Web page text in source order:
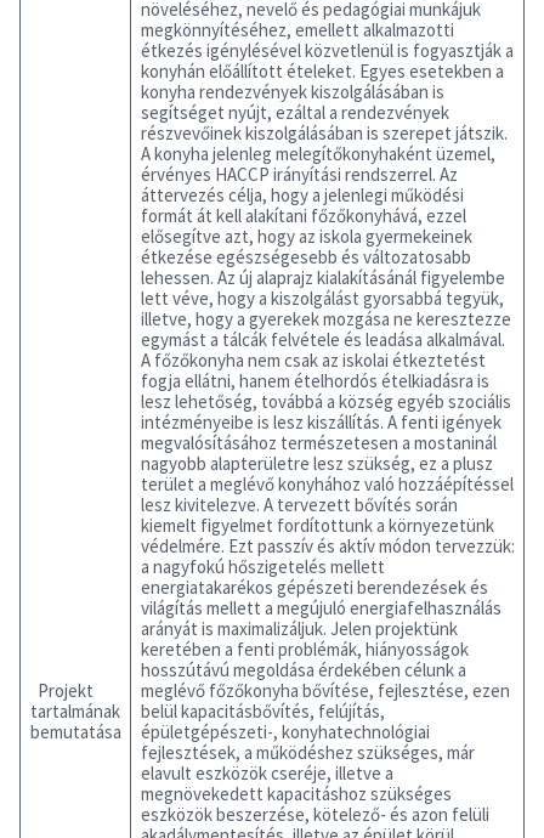
Projekt
tartalmának
bemutatása
növeléséhez, nevelő és pedagógiai munkájuk
megkönnyítéséhez, emellett alkalmazotti
étkezés igénylésével közvetlenül is fogyasztják a
konyhán előállított ételeket. Egyes esetekben a
konyha rendezvények kiszolgálásában is
segítséget nyújt, ezáltal a rendezvények
részvevőinek kiszolgálásában is szerepet játszik.
A konyha jelenleg melegítőkonyhaként üzemel,
érvényes HACCP irányítási rendszerrel. Az
áttervezés célja, hogy a jelenlegi működési
formát át kell alakítani főzőkonyhává, ezzel
elősegítve azt, hogy az iskola gyermekeinek
étkezése egészségesebb és változatosabb
lehessen. Az új alaprajz kialakításánál figyelembe
lett véve, hogy a kiszolgálást gyorsabbá tegyük,
illetve, hogy a gyerekek mozgása ne keresztezze
egymást a tálcák felvétele és leadása alkalmával.
A főzőkonyha nem csak az iskolai étkeztetést
fogja ellátni, hanem ételhordós ételkiadásra is
lesz lehetőség, továbbá a község egyéb szociális
intézményeibe is lesz kiszállítás. A fenti igények
megvalósításához természetesen a mostaninál
nagyobb alapterületre lesz szükség, ez a plusz
terület a meglévő konyhához való hozzáépítéssel
lesz kivitelezve. A tervezett bővítés során
kiemelt figyelmet fordítottunk a környezetünk
védelmére. Ezt passzív és aktív módon tervezzük:
a nagyfokú hőszigetelés mellett
energiatakarékos gépészeti berendezések és
világítás mellett a megújuló energiafelhasználás
arányát is maximalizáljuk. Jelen projektünk
keretében a fenti problémák, hiányosságok
hosszútávú megoldása érdekében célunk a
meglévő főzőkonyha bővítése, fejlesztése, ezen
belül kapacitásbővítés, felújítás,
épületgépészeti-, konyhatechnológiai
fejlesztések, a működéshez szükséges, már
elavult eszközök cseréje, illetve a
megnövekedett kapacitáshoz szükséges
eszközök beszerzése, kötelező- és azon felüli